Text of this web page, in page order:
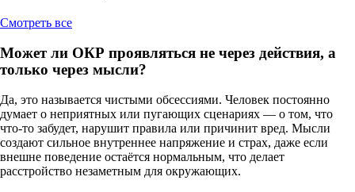
Cмотреть все
Может ли ОКР проявляться не через действия, а
только через мысли?
Да, это называется чистыми обсессиями. Человек постоянно
думает о неприятных или пугающих сценариях — о том, что
что-то забудет, нарушит правила или причинит вред. Мысли
создают сильное внутреннее напряжение и страх, даже если
внешне поведение остаётся нормальным, что делает
расстройство незаметным для окружающих.